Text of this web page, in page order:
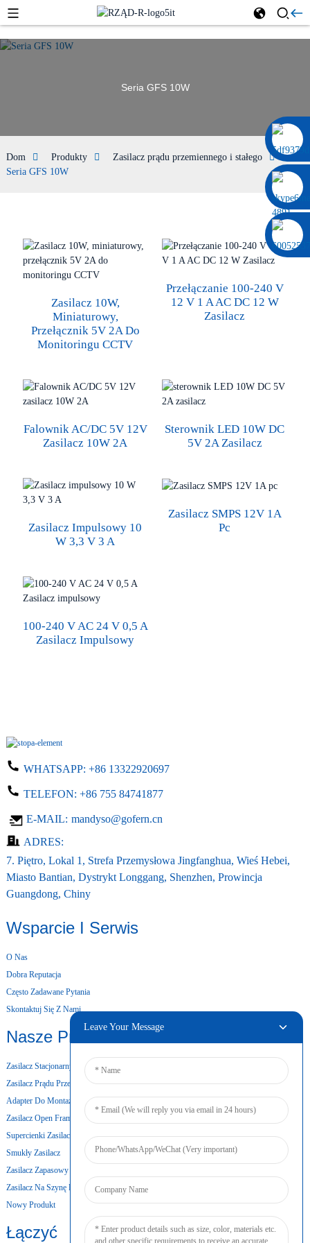
0086 13322920697
Seria GFS 10W
Dom Produkty
Zasilacz prądu przemiennego i stałego
Seria GFS 10W
Zasilacz 10W,
Miniaturowy,
Przełącznik 5V 2A Do
Monitoringu CCTV
Przełączanie 100-240 V
12 V 1 A AC DC 12 W
Zasilacz
Falownik AC/DC 5V 12V
Zasilacz 10W 2A
Sterownik LED 10W DC
5V 2A Zasilacz
Zasilacz Impulsowy 10
W 3,3 V 3 A
Zasilacz SMPS 12V 1A
Pc
100-240 V AC 24 V 0,5 A
Zasilacz Impulsowy
WHATSAPP: +86 13322920697
TELEFON: +86 755 84741877
E-MAIL: mandyso@gofern.cn
ADRES:
7. Piętro, Lokal 1, Strefa Przemysłowa Jingfanghua, Wieś Hebei,
Miasto Bantian, Dystrykt Longgang, Shenzhen, Prowincja
Guangdong, Chiny
Wsparcie I Serwis
O Nas
Dobra Reputacja
Często Zadawane Pytania
Skontaktuj Się Z Nami
Nasze Produkty
Zasilacz Stacjonarny
Zasilacz Prądu Przemiennego I Stałego
Adapter Do Montażu Ściennego
Zasilacz Open Frame
Supercienki Zasilacz
Smukły Zasilacz
Zasilacz Zapasowy Z Baterią
Zasilacz Na Szynę DIN
Nowy Produkt
Łączyć
Leave Your Message